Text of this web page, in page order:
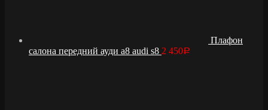
Плафон
салона передний ауди а8 audi s8 2 450Р